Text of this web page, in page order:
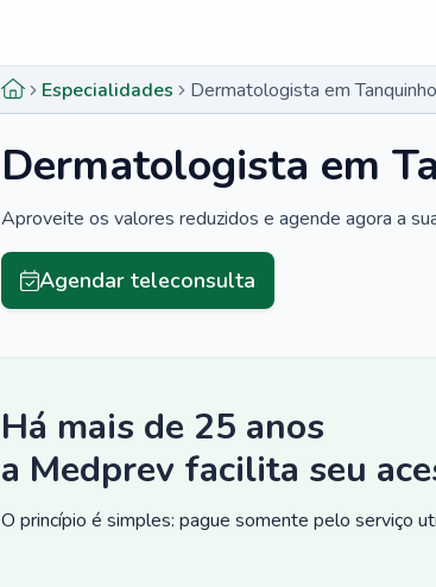
Especialidades Dermatologista em
Dermatologista em
Aproveite os valores reduzidos e agende agora a
Agendar teleconsulta
Há mais de 25 anos
a Medprev facilita seu
O princípio é simples: pague somente pelo serviço